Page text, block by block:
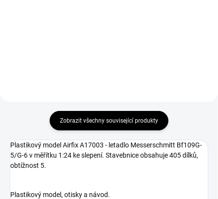
Zobrazit všechny související produkty
Plastikový model Airfix A17003 - letadlo Messerschmitt Bf109G-
5/G-6 v měřítku 1:24 ke slepení. Stavebnice obsahuje 405 dílků,
obtížnost 5.
Plastikový model, otisky a návod.